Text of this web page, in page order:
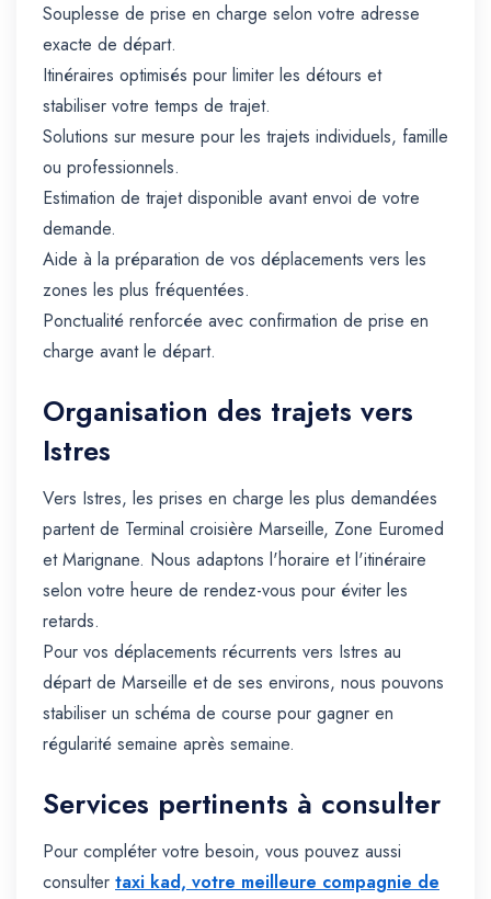
Souplesse de prise en charge selon votre adresse
exacte de départ.
Itinéraires optimisés pour limiter les détours et
stabiliser votre temps de trajet.
Solutions sur mesure pour les trajets individuels, famille
ou professionnels.
Estimation de trajet disponible avant envoi de votre
demande.
Aide à la préparation de vos déplacements vers les
zones les plus fréquentées.
Ponctualité renforcée avec confirmation de prise en
charge avant le départ.
Organisation des trajets vers
Istres
Vers Istres, les prises en charge les plus demandées
partent de Terminal croisière Marseille, Zone Euromed
et Marignane. Nous adaptons l'horaire et l'itinéraire
selon votre heure de rendez-vous pour éviter les
retards.
Pour vos déplacements récurrents vers Istres au
départ de Marseille et de ses environs, nous pouvons
stabiliser un schéma de course pour gagner en
régularité semaine après semaine.
Services pertinents à consulter
Pour compléter votre besoin, vous pouvez aussi
consulter taxi kad, votre meilleure compagnie de